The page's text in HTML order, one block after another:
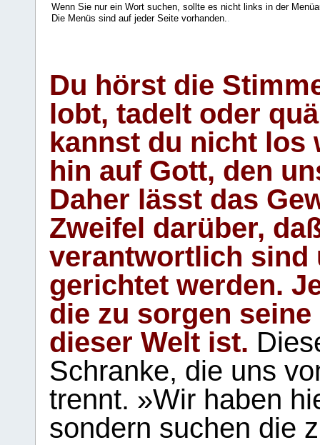
Wenn Sie nur ein Wort suchen, sollte es nicht links in der
Die Menüs sind auf jeder Seite vorhanden.
Du hörst die
lobt, tadelt oder
kannst du nicht los
hin auf Gott, den
Daher lässt das
Zweifel darüber,
verantwortlich sind
gerichtet werden.
die zu sorgen
dieser Welt ist.
Schranke, die uns
trennt. »Wir haben
sondern suchen die